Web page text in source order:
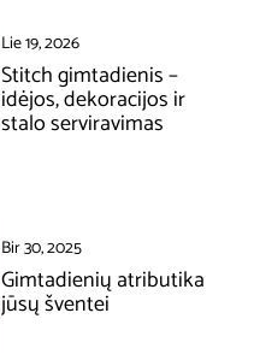
Lie 19, 2026
Stitch gimtadienis –
idėjos, dekoracijos ir
stalo serviravimas
Bir 30, 2025
Gimtadienių atributika
jūsų šventei